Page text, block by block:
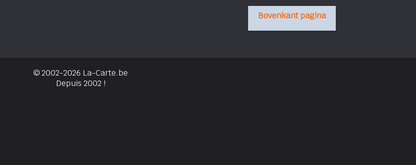
Bovenkant pagina
© 2002-2026 La-Carte.be
Depuis 2002 !